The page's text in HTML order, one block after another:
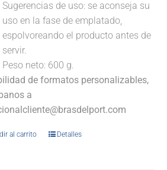
Sugerencias de uso: se aconseja su
uso en la fase de emplatado,
espolvoreando el producto antes de
servir.
Peso neto: 600 g.
de formatos personalizables,
a
al carrito Detalles